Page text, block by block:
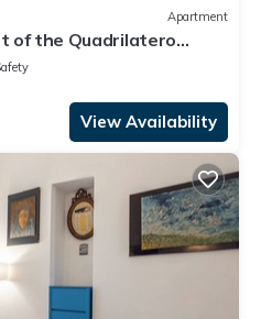
Apartment
of the Quadrilatero
sqm apartment
Located on the
(not suitable for
a large terrace
View Availability